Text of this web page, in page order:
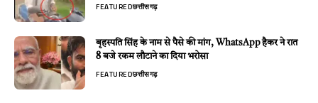
FEATUREDछत्तीसगढ़
बृहस्पति सिंह के नाम से पैसे की मांग, WhatsApp हैकर ने रात
8 बजे रकम लौटाने का दिया भरोसा
FEATUREDछत्तीसगढ़